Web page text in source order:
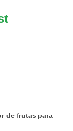
de frutas para